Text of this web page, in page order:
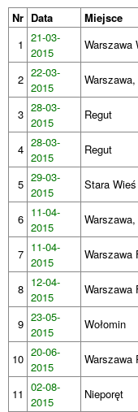
Nr Data Miejsce
1 21-03-
2015
Warszawa
2 22-03-
2015
Warszawa,
3 28-03-
2015
Regut
4 28-03-
2015
Regut
5 29-03-
2015
Stara Wieś
6 11-04-
2015
7 11-04-
2015
Warszawa
8 12-04-
2015
Warszawa
9 23-05-
2015
Wołomin
10 20-06-
2015
Warszawa
11 02-08-
2015
Nieporęt